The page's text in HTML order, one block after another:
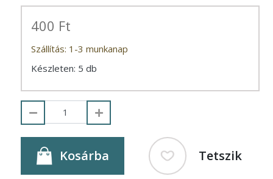
400 Ft
Szállítás: 1-3 munkanap
Készleten: 5 db
Kosárba Tetszik